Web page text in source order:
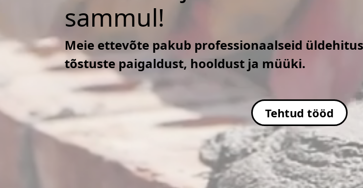
sammul!
Meie ettevõte pakub professionaalseid
tõstuste paigaldust, hooldust ja müüki.
Tehtud tööd